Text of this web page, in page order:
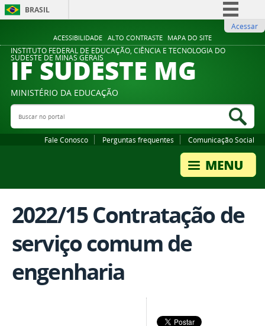
ACESSIBILIDADE ALTO CONTRASTE MAPA DO SITE
BRASIL
Comunica BR
Participe
Legislação
Acessar
INSTITUTO FEDERAL DE EDUCAÇÃO, CIÊNCIA E TECNOLOGIA DO
SUDESTE DE MINAS GERAIS
IF SUDESTE MG
MINISTÉRIO DA EDUCAÇÃO
Buscar no portal
Fale Conosco Perguntas frequentes Comunicação Social
2022/15 Contratação de
serviço comum de
engenharia